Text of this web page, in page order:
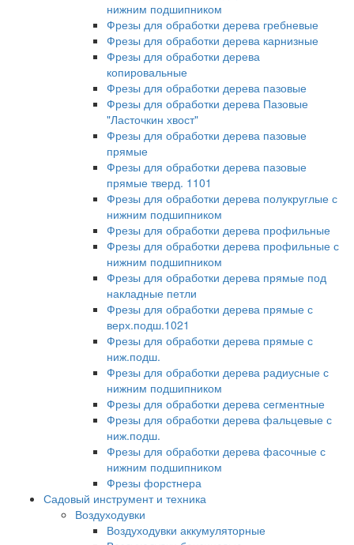
нижним подшипником
Фрезы для обработки дерева гребневые
Фрезы для обработки дерева карнизные
Фрезы для обработки дерева
копировальные
Фрезы для обработки дерева пазовые
Фрезы для обработки дерева Пазовые
"Ласточкин хвост"
Фрезы для обработки дерева пазовые
прямые
Фрезы для обработки дерева пазовые
прямые тверд. 1101
Фрезы для обработки дерева полукруглые с
нижним подшипником
Фрезы для обработки дерева профильные
Фрезы для обработки дерева профильные с
нижним подшипником
Фрезы для обработки дерева прямые под
накладные петли
Фрезы для обработки дерева прямые с
верх.подш.1021
Фрезы для обработки дерева прямые с
ниж.подш.
Фрезы для обработки дерева радиусные с
нижним подшипником
Фрезы для обработки дерева сегментные
Фрезы для обработки дерева фальцевые с
ниж.подш.
Фрезы для обработки дерева фасочные с
нижним подшипником
Фрезы форстнера
Садовый инструмент и техника
Воздуходувки
Воздуходувки аккумуляторные